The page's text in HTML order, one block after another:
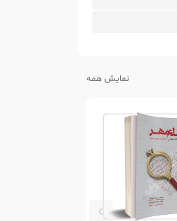
نمایش همه